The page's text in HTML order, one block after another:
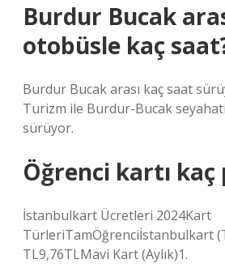
Burdur Bucak
otobüsle kaç
Burdur Bucak arası kaç saat
Turizm ile Burdur-Bucak
sürüyor.
Öğrenci kartı kaç
İstanbulkart Ücretleri 2024Kart
TürleriTamÖğrenciİstanbulkart
TL9,76TLMavi Kart (Aylık)1.